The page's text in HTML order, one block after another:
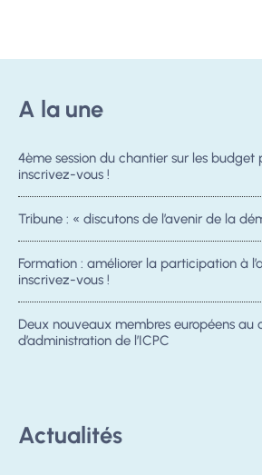
A la une
4ème session du chantier sur les budget
inscrivez-vous !
Tribune : « discutons de l’avenir de la
Formation : améliorer la participation à
inscrivez-vous !
Deux nouveaux membres européens au
d’administration de l’ICPC
Actualités